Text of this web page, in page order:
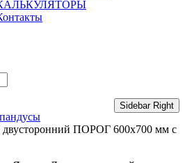
Sidebar Right
двусторонний ПОРОГ 600х700 мм с